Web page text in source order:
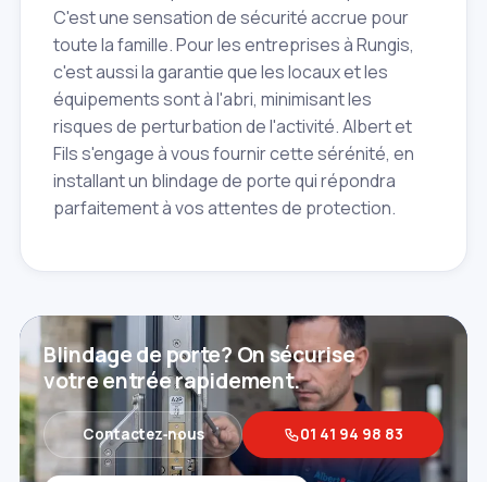
C'est une sensation de sécurité accrue pour
toute la famille. Pour les entreprises à Rungis,
c'est aussi la garantie que les locaux et les
équipements sont à l'abri, minimisant les
risques de perturbation de l'activité. Albert et
Fils s'engage à vous fournir cette sérénité, en
installant un blindage de porte qui répondra
parfaitement à vos attentes de protection.
Blindage de porte? On sécurise
votre entrée rapidement.
Contactez‑nous 01 41 94 98 83